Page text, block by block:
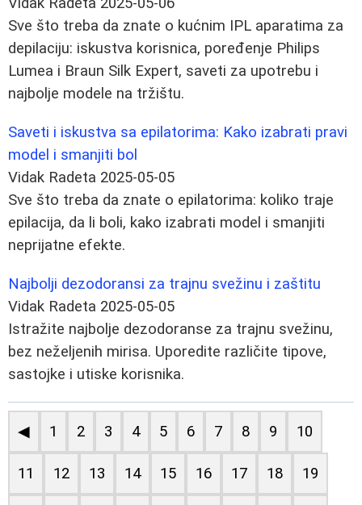
Sve što treba da znate o kućnim IPL aparatima za
depilaciju: iskustva korisnica, poređenje Philips
Lumea i Braun Silk Expert, saveti za upotrebu i
najbolje modele na tržištu.
Saveti i iskustva sa epilatorima: Kako izabrati pravi
model i smanjiti bol
Vidak Radeta 2025-05-05
Sve što treba da znate o epilatorima: koliko traje
epilacija, da li boli, kako izabrati model i smanjiti
neprijatne efekte.
Najbolji dezodoransi za trajnu svežinu i zaštitu
Vidak Radeta 2025-05-05
Istražite najbolje dezodoranse za trajnu svežinu,
bez neželjenih mirisa. Uporedite različite tipove,
sastojke i utiske korisnika.
◀ 1 2 3 4 5 6 7 8 9 10
11 12 13 14 15 16 17 18 19